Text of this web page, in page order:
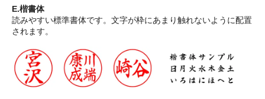
E.楷書体
読みやすい標準書体です。文字が枠にあまり触れないように配置
されます。